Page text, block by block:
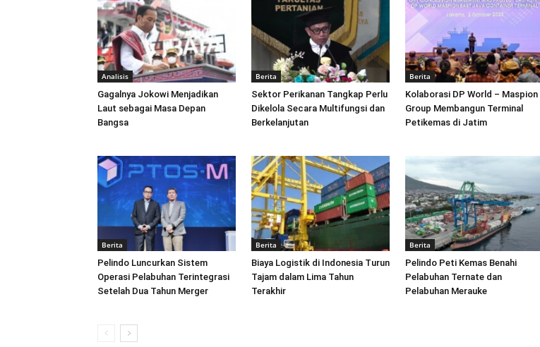
Analisis
Gagalnya Jokowi Menjadikan
Laut sebagai Masa Depan
Bangsa
Berita
Sektor Perikanan Tangkap Perlu
Dikelola Secara Multifungsi dan
Berkelanjutan
Berita
Kolaborasi DP World – Maspion
Group Membangun Terminal
Petikemas di Jatim
Berita
Pelindo Luncurkan Sistem
Operasi Pelabuhan Terintegrasi
Setelah Dua Tahun Merger
Berita
Biaya Logistik di Indonesia Turun
Tajam dalam Lima Tahun
Terakhir
Berita
Pelindo Peti Kemas Benahi
Pelabuhan Ternate dan
Pelabuhan Merauke